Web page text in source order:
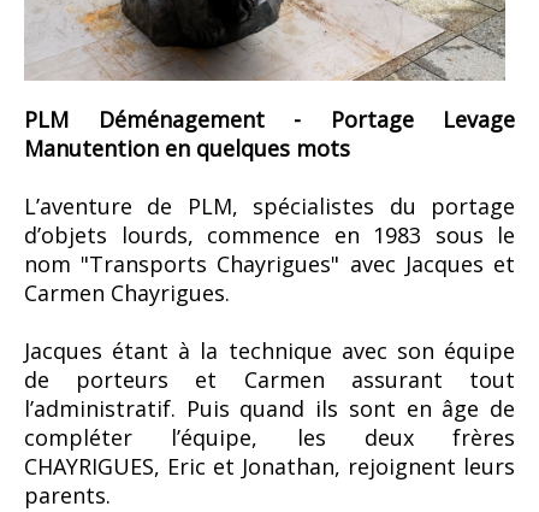
PLM Déménagement - Portage Levage
Manutention en quelques mots
L’aventure de PLM, spécialistes du portage
d’objets lourds, commence en 1983 sous le
nom "Transports Chayrigues" avec Jacques et
Carmen Chayrigues.
Jacques étant à la technique avec son équipe
de porteurs et Carmen assurant tout
l’administratif. Puis quand ils sont en âge de
compléter l’équipe, les deux frères
CHAYRIGUES, Eric et Jonathan, rejoignent leurs
parents.